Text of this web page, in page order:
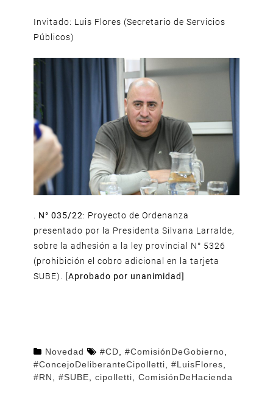
Invitado: Luis Flores (Secretario de Servicios
Públicos)
N° 035/22: Proyecto de Ordenanza
presentado por la Presidenta Silvana Larralde,
sobre la adhesión a la ley provincial N° 5326
(prohibición el cobro adicional en la tarjeta
SUBE).
[Aprobado por unanimidad]
Novedad #CD #ComisiónDeGobierno
#ConcejoDeliberanteCipolletti
#LuisFlores
#RN
#SUBE cipolletti ComisiónDeHacienda